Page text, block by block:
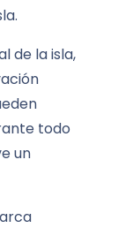
de la isla,
todo
un